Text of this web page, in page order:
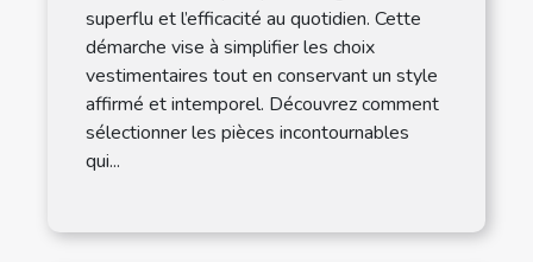
superflu et l’efficacité au quotidien. Cette
démarche vise à simplifier les choix
vestimentaires tout en conservant un style
affirmé et intemporel. Découvrez comment
sélectionner les pièces incontournables
qui...